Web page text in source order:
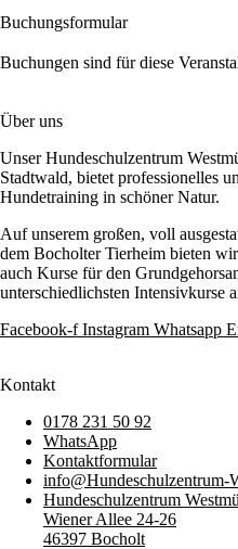
Buchungsformular
Buchungen sind für diese
Über uns
Unser Hundeschulzentrum
Stadtwald, bietet professionelles
Hundetraining in schöner Natur.
Auf unserem großen, voll
dem Bocholter Tierheim bieten
auch Kurse für den
unterschiedlichsten Intensivkurse
Facebook-f Instagram Whatsapp
Kontakt
0178 231 50 92
WhatsApp
Kontaktformular
info@Hundeschulzentrum-
Hundeschulzentrum
Wiener Allee 24-26
46397 Bocholt